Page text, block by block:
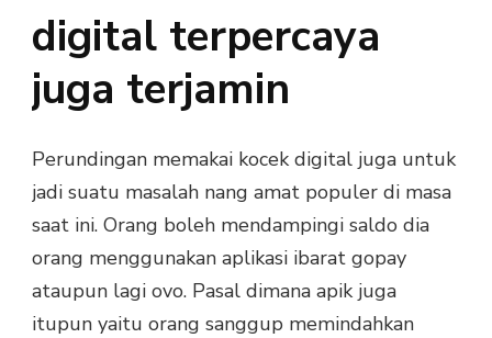
digital terpercaya
juga terjamin
Perundingan memakai kocek digital juga untuk
jadi suatu masalah nang amat populer di masa
saat ini. Orang boleh mendampingi saldo dia
orang menggunakan aplikasi ibarat gopay
ataupun lagi ovo. Pasal dimana apik juga
itupun yaitu orang sanggup memindahkan